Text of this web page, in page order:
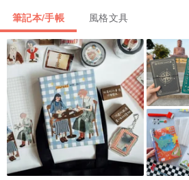
※因拍攝略有色差，圖片供參考，顏色請以
筆記本/手帳 風格文具